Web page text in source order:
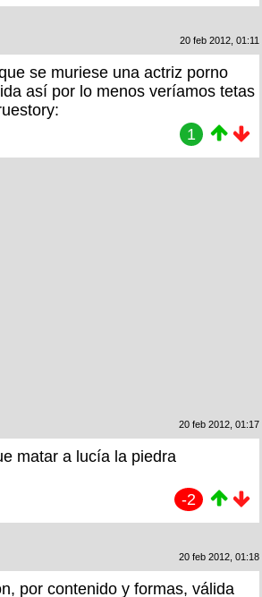
20 feb 2012, 01:11
se muriese una actriz porno
así por lo menos veríamos tetas
1
20 feb 2012, 01:17
matar a lucía la piedra
-2
20 feb 2012, 01:18
por contenido y formas, válida